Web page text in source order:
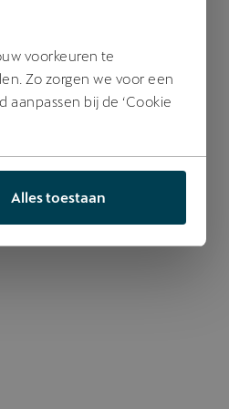
voorkeuren te
Zo zorgen we voor een
bij de ‘Cookie
Alles toestaan